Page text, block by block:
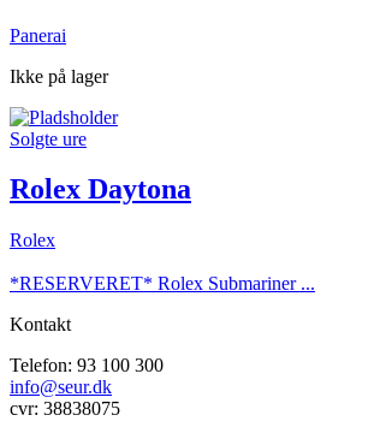
Panerai
Ikke på lager
Solgte ure
Rolex Daytona
Rolex
*RESERVERET* Rolex Submariner ...
Kontakt
Telefon: 93 100 300
info@seur.dk
cvr: 38838075